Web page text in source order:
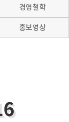
경영철학
홍보영상